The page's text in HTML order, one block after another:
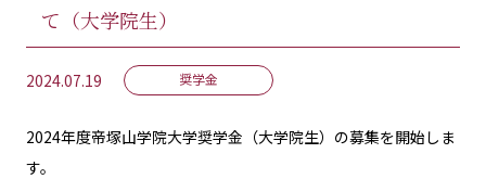
て（大学院生）
2024.07.19 奨学金
2024年度帝塚山学院大学奨学金（大学院生）の募集を開始しま
す。